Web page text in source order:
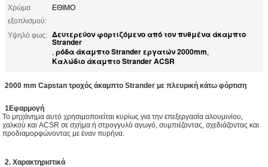
Χρώμα
εξοπλισμού:
ΕΘΙΜΟ
Υψηλό φως: Δευτερεύον φορτιζόμενο από τον πυθμένα άκαμπτο
Strander
, ρόδα άκαμπτο Strander εργατών 2000mm,
Καλώδιο άκαμπτο Strander ACSR
2000 mm Capstan τροχός άκαμπτο Strander με πλευρική κάτω φόρτιση
1Εφαρμογή
Το μηχάνημα αυτό χρησιμοποιείται κυρίως για την επεξεργασία αλουμινίου,
χαλκού και ACSR σε σχήμα ή στρογγυλό αγωγό, συμπιέζοντας, σχεδιάζοντας και
προδιαμορφώνοντας με έναν πυρήνα.
2. Χαρακτηριστικά